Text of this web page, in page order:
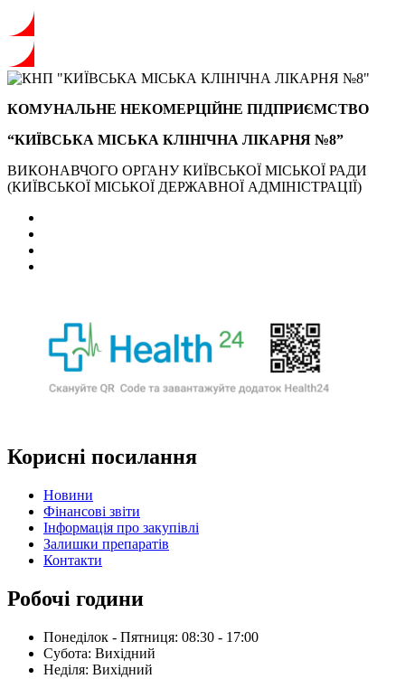
КОМУНАЛЬНЕ НЕКОМЕРЦІЙНЕ ПІДПРИЄМСТВО
“КИЇВСЬКА МІСЬКА КЛІНІЧНА ЛІКАРНЯ №8”
ВИКОНАВЧОГО ОРГАНУ КИЇВСЬКОЇ МІСЬКОЇ РАДИ
(КИЇВСЬКОЇ МІСЬКОЇ ДЕРЖАВНОЇ АДМІНІСТРАЦІЇ)
Корисні посилання
Новини
Фінансові звіти
Інформація про закупівлі
Залишки препаратів
Контакти
Робочі години
Понеділок - Пятниця: 08:30 - 17:00
Субота: Вихідний
Нeділя: Вихідний